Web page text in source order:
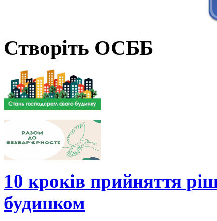
Створіть ОСББ
10 кроків прийняття
будинком